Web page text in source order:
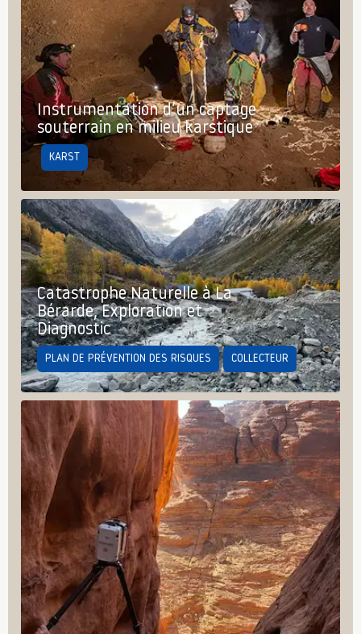
Instrumentation d’un captage
souterrain en milieu karstique
KARST
Catastrophe Naturelle à La
Bérarde, Exploration et
Diagnostic
PLAN DE PRÉVENTION DES RISQUES COLLECTEUR